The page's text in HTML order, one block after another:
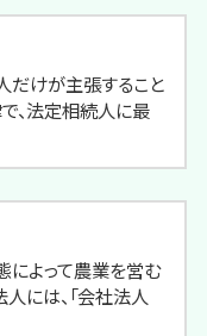
だけが主張すること
、法定相続人に最
によって農業を営む
には、「会社法人